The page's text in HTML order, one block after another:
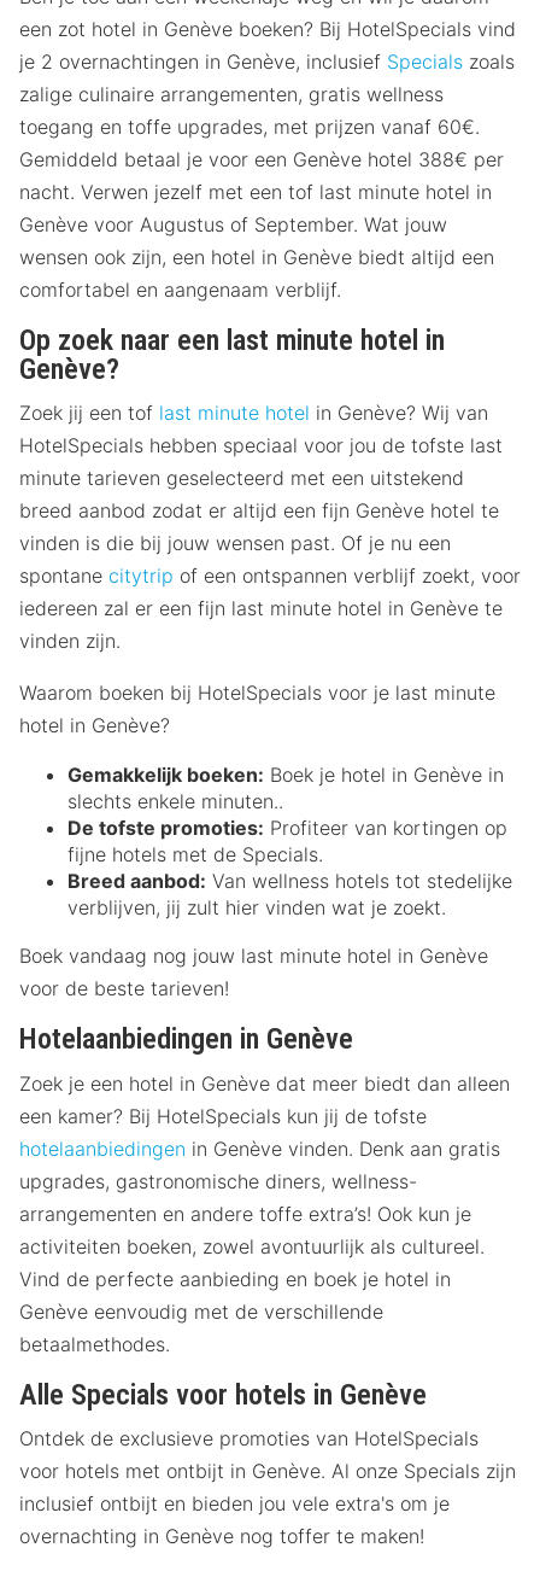
een zot hotel in Genève boeken? Bij HotelSpecials vind
je 2 overnachtingen in Genève, inclusief Specials zoals
zalige culinaire arrangementen, gratis wellness
toegang en toffe upgrades, met prijzen vanaf 60€.
Gemiddeld betaal je voor een Genève hotel 388€ per
nacht. Verwen jezelf met een tof last minute hotel in
Genève voor Augustus of September. Wat jouw
wensen ook zijn, een hotel in Genève biedt altijd een
comfortabel en aangenaam verblijf.
Op zoek naar een last minute hotel in
Genève?
Zoek jij een tof last minute hotel in Genève? Wij van
HotelSpecials hebben speciaal voor jou de tofste last
minute tarieven geselecteerd met een uitstekend
breed aanbod zodat er altijd een fijn Genève hotel te
vinden is die bij jouw wensen past. Of je nu een
spontane citytrip of een ontspannen verblijf zoekt, voor
iedereen zal er een fijn last minute hotel in Genève te
vinden zijn.
Waarom boeken bij HotelSpecials voor je last minute
hotel in Genève?
Gemakkelijk boeken: Boek je hotel in Genève in
slechts enkele minuten..
De tofste promoties: Profiteer van kortingen op
fijne hotels met de Specials.
Breed aanbod: Van wellness hotels tot stedelijke
verblijven, jij zult hier vinden wat je zoekt.
Boek vandaag nog jouw last minute hotel in Genève
voor de beste tarieven!
Hotelaanbiedingen in Genève
Zoek je een hotel in Genève dat meer biedt dan alleen
een kamer? Bij HotelSpecials kun jij de tofste
hotelaanbiedingen in Genève vinden. Denk aan gratis
upgrades, gastronomische diners, wellness-
arrangementen en andere toffe extra’s! Ook kun je
activiteiten boeken, zowel avontuurlijk als cultureel.
Vind de perfecte aanbieding en boek je hotel in
Genève eenvoudig met de verschillende
betaalmethodes.
Alle Specials voor hotels in Genève
Ontdek de exclusieve promoties van HotelSpecials
voor hotels met ontbijt in Genève. Al onze Specials zijn
inclusief ontbijt en bieden jou vele extra's om je
overnachting in Genève nog toffer te maken!